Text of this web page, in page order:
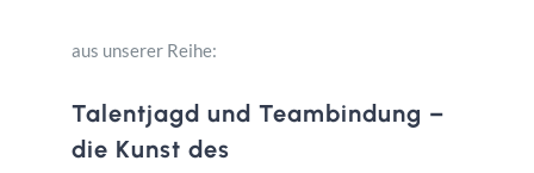
aus unserer Reihe:
Talentjagd und Teambindung –
die Kunst des